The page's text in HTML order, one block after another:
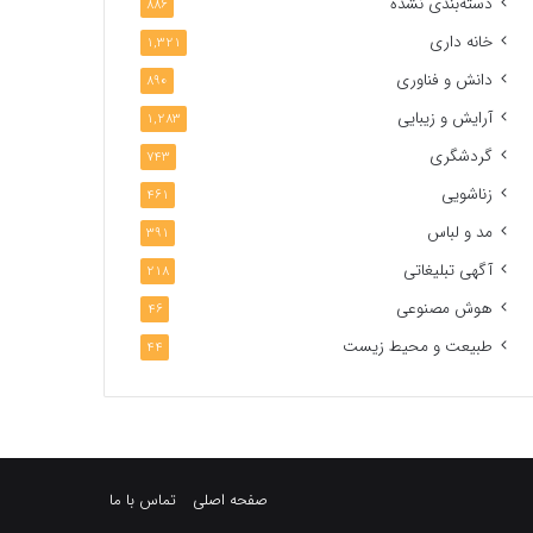
886
خانه داری 1,321
دانش و فناوری 890
آرایش و زیبایی 1,283
گردشگری 743
زناشویی 461
مد و لباس 391
آگهی تبلیغاتی 218
هوش مصنوعی 46
طبیعت و محیط زیست 44
صفحه اصلی تماس با ما